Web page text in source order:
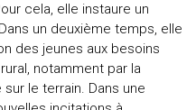
cela, elle instaure un
un deuxième temps, elle
des jeunes aux besoins
notamment par la
le terrain. Dans une